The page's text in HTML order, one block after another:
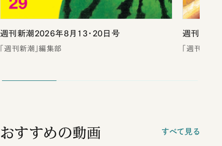
週刊新潮2026年8月13・20日号
「週刊新潮」編集部
週刊新潮
「週刊新潮
おすすめの動画 すべて見る